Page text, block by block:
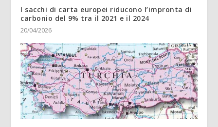
I sacchi di carta europei riducono l’impronta di
carbonio del 9% tra il 2021 e il 2024
20/04/2026